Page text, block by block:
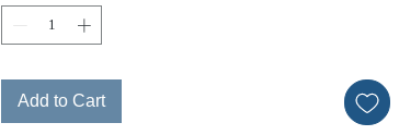
Add to Cart